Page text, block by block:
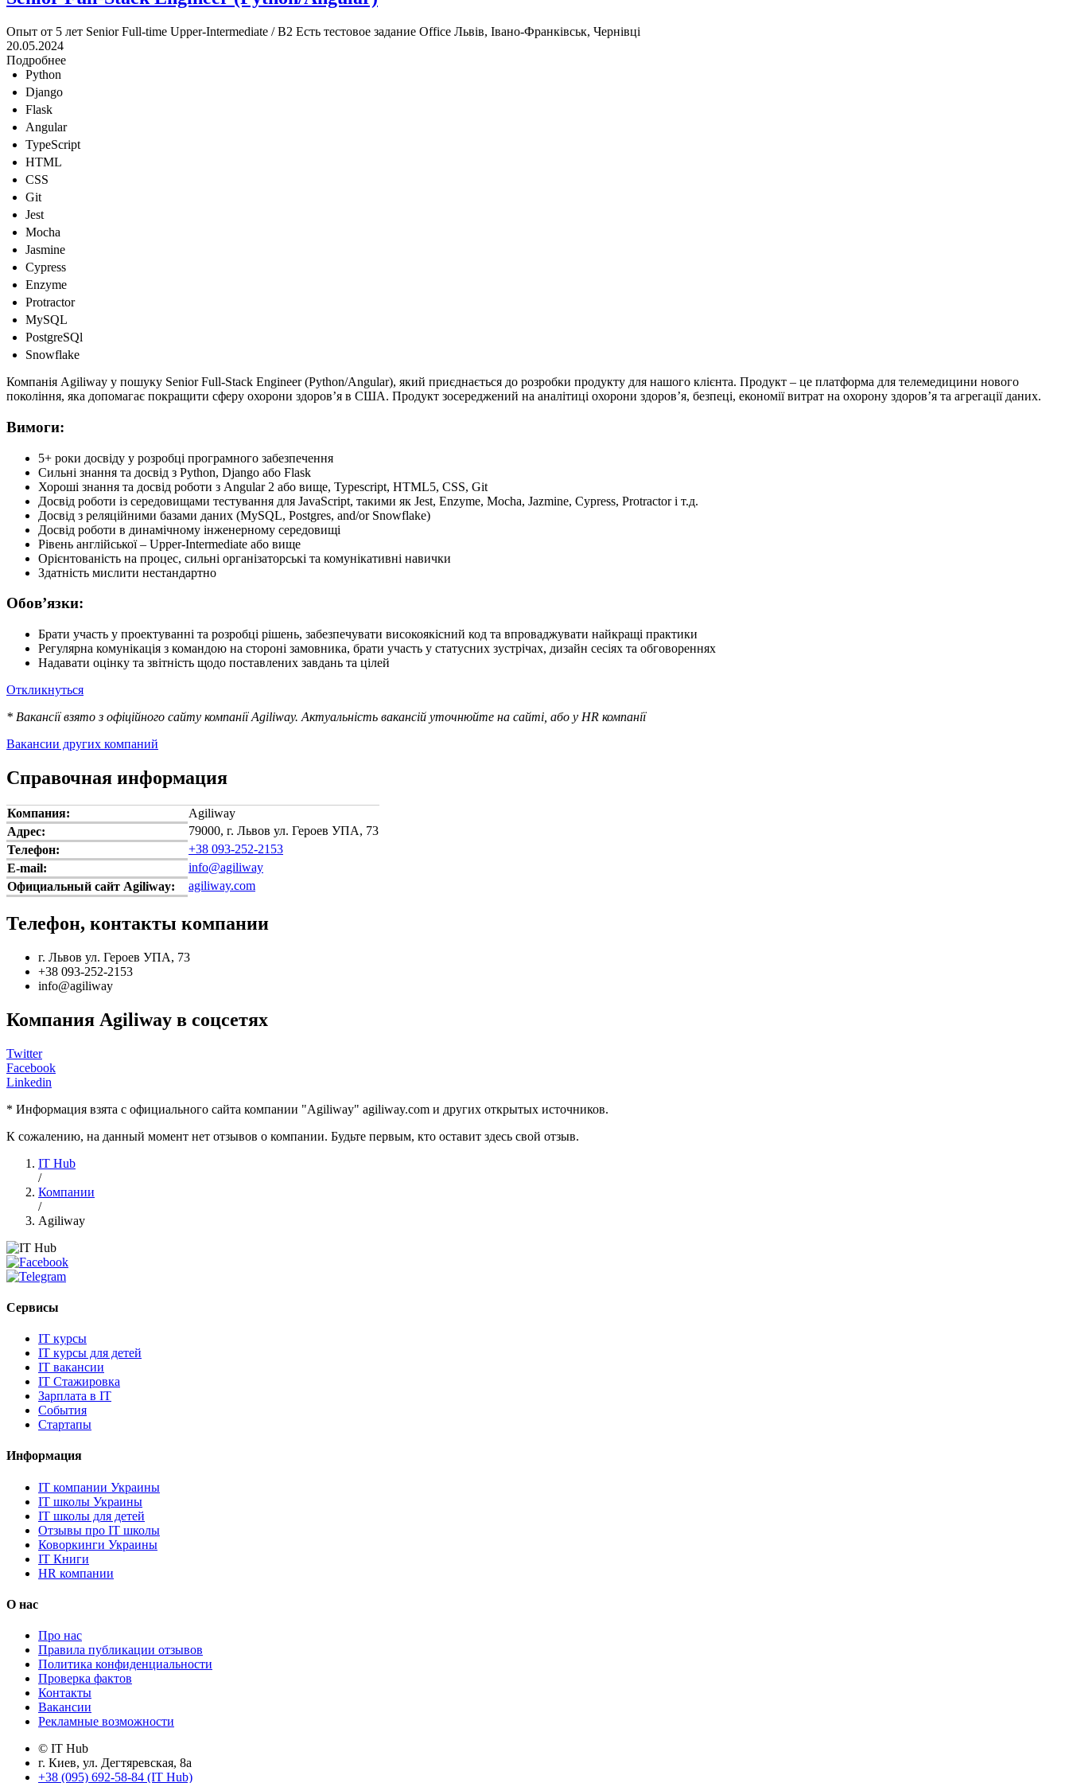
Опыт от 5 лет Senior Full-time Upper-Intermediate / B2 Есть тестовое задание Office Львів, Івано-Франківськ, Чернівці
20.05.2024
Подробнее
Python
Django
Flask
Angular
TypeScript
HTML
CSS
Git
Jest
Mocha
Jasmine
Cypress
Enzyme
Protractor
MySQL
PostgreSQl
Snowflake
Компанія Agiliway у пошуку Senior Full-Stack Engineer (Python/Angular), який приєднається до розробки продукту для нашого клієнта. Продукт – це платформа для телемедицини нового
покоління, яка допомагає покращити сферу охорони здоров’я в США. Продукт зосереджений на аналітиці охорони здоров’я, безпеці, економії витрат на охорону здоров’я та агрегації даних.
Вимоги:
5+ роки досвіду у розробці програмного забезпечення
Cильні знання та досвід з Python, Django або Flask
Хороші знання та досвід роботи з Angular 2 або вище, Typescript, HTML5, CSS, Git
Досвід роботи із середовищами тестування для JavaScript, такими як Jest, Enzyme, Mocha, Jazmine, Cypress, Protractor і т.д.
Досвід з реляційними базами даних (MySQL, Postgres, and/or Snowflake)
Досвід роботи в динамічному інженерному середовищі
Рівень англійської – Upper-Intermediate або вище
Орієнтованість на процес, сильні організаторські та комунікативні навички
Здатність мислити нестандартно
Обов’язки:
Брати участь у проектуванні та розробці рішень, забезпечувати високоякісний код та впроваджувати найкращі практики
Регулярна комунікація з командою на стороні замовника, брати участь у статусних зустрічах, дизайн сесіях та обговореннях
Надавати оцінку та звітність щодо поставлених завдань та цілей
Откликнуться
* Вакансії взято з офіційного сайту компанії Agiliway. Актуальність вакансій уточнюйте на сайті, або у HR компанії
Вакансии других компаний
Справочная информация
Компания:
Agiliway
Адрес:
79000, г. Львов ул. Героев УПА, 73
Телефон:
+38 093-252-2153
E-mail:
info@agiliway
Официальный сайт Agiliway:
agiliway.com
Телефон, контакты компании
г. Львов ул. Героев УПА, 73
+38 093-252-2153
info@agiliway
Компания Agiliway в соцсетях
Twitter
Facebook
Linkedin
* Информация взята с официального сайта компании "Agiliway" agiliway.com и других открытых источников.
К сожалению, на данный момент нет отзывов о компании. Будьте первым, кто оставит здесь свой отзыв.
IT Hub
/
Компании
/
Agiliway
Сервисы
IT курсы
IT курсы для детей
IT вакансии
IT Стажировка
Зарплата в IT
События
Стартапы
Информация
IT компании Украины
IT школы Украины
IT школы для детей
Отзывы про IT школы
Коворкинги Украины
IT Книги
HR компании
О нас
Про нас
Правила публикации отзывов
Политика конфиденциальности
Проверка фактов
Контакты
Вакансии
Рекламные возможности
© IT Hub
г. Киев, ул. Дегтяревская, 8а
+38 (095) 692-58-84 (IT Hub)